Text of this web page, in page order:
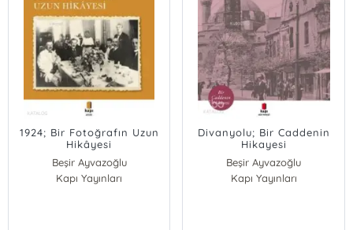
1924; Bir Fotoğrafın Uzun
Hikâyesi
Beşir Ayvazoğlu
Kapı Yayınları
Divanyolu; Bir Caddenin
Hikayesi
Beşir Ayvazoğlu
Kapı Yayınları